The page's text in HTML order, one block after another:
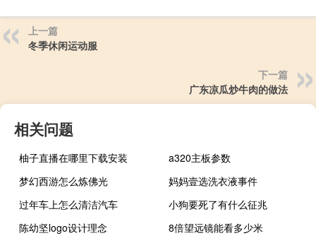
上一篇
冬季休闲运动服
下一篇
广东凉瓜炒牛肉的做法
相关问题
柚子直播在哪里下载安装
a320主板参数
梦幻西游怎么炼佛光
妈妈壹选洗衣液事件
过年车上怎么清洁汽车
小狗要死了有什么征兆
陈幼坚logo设计理念
8倍望远镜能看多少米